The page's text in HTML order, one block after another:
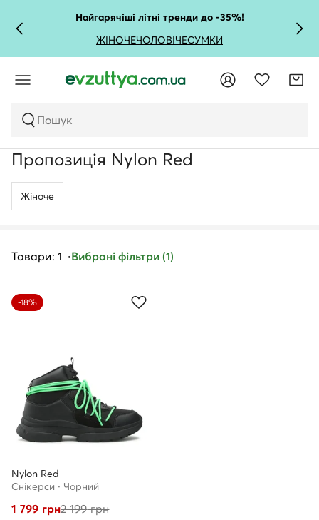
Найгарячіші літні тренди до -35%!
ЖІНОЧЕЧОЛОВІЧЕСУМКИ
Пошук
Пропозиція Nylon Red
Жіноче
Товари: 1 Вибрані фільтри (1)
-18%
Nylon Red
Снікерcи · Чорний
1 799 грн2 199грн